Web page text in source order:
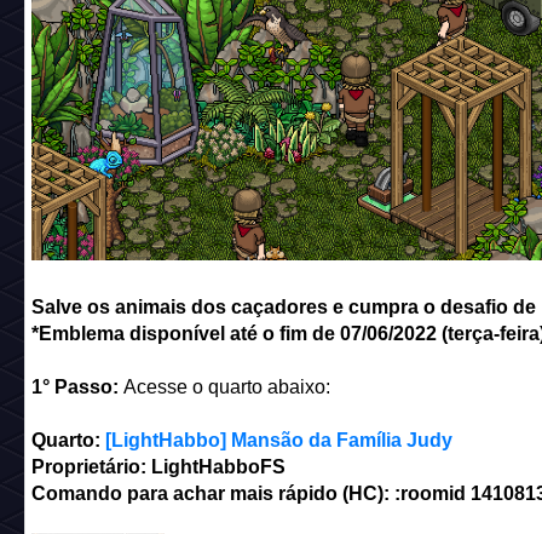
Salve os animais dos caçadores e cumpra o desafio de
*Emblema disponível até o fim de 07/06/2022 (terça-
1° Passo: Acesse o quarto abaixo:
Quarto: [LightHabbo] Mansão da Família Judy
Proprietário: LightHabboFS
Comando para achar mais rápido (HC): :roomid